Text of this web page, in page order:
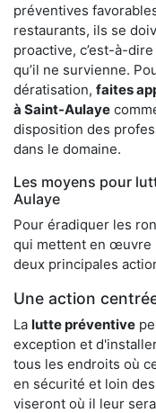
préventives
restaurants, ils se
proactive, c’est-à-
qu’il ne survienne.
dératisation, faites
à Saint-Aulaye
disposition des
dans le domaine.
Les moyens pour
Aulaye
Pour éradiquer les
qui mettent en œuvre
deux principales
Une action
La lutte préventive
exception et
tous les endroits où
en sécurité et loin
viseront où il leur